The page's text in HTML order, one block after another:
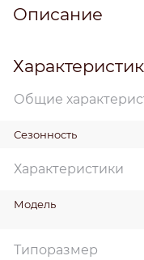
Описание
Общие
Сезонность
Характеристики
Модель
Типоразмер